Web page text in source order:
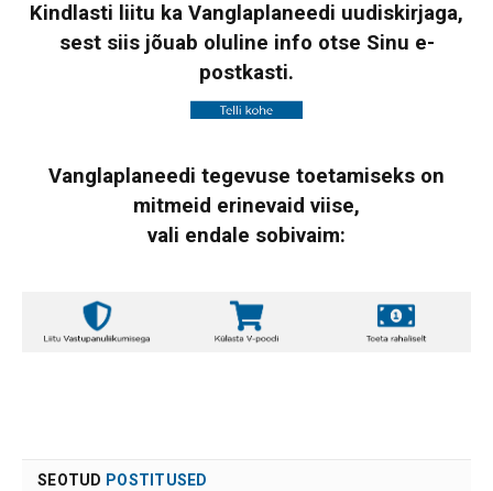
Kindlasti liitu ka Vanglaplaneedi uudiskirjaga,
sest siis jõuab oluline info otse Sinu e-
postkasti.
Vanglaplaneedi tegevuse toetamiseks on
mitmeid erinevaid viise,
vali endale sobivaim:
SEOTUD POSTITUSED